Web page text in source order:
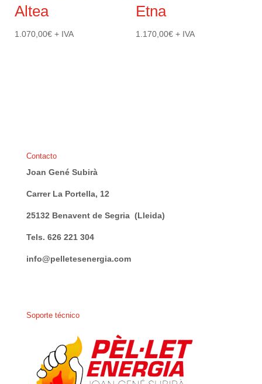
Altea
1.070,00€ + IVA
Etna
1.170,00€ + IVA
Contacto
Joan Gené Subirà
Carrer La Portella, 12
25132 Benavent de Segria (Lleida)
Tels. 626 221 304
info@pelletesenergia.com
Soporte técnico